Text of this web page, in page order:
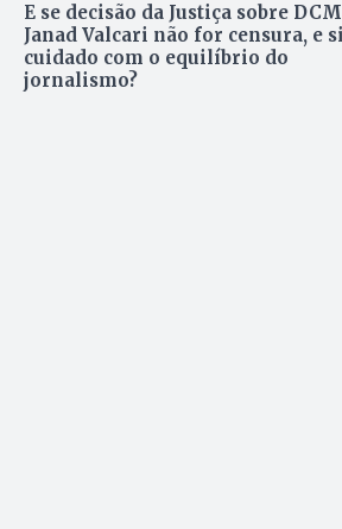
E se decisão da Justiça sobre
Janad Valcari não for censura, e
cuidado com o equilíbrio do
jornalismo?